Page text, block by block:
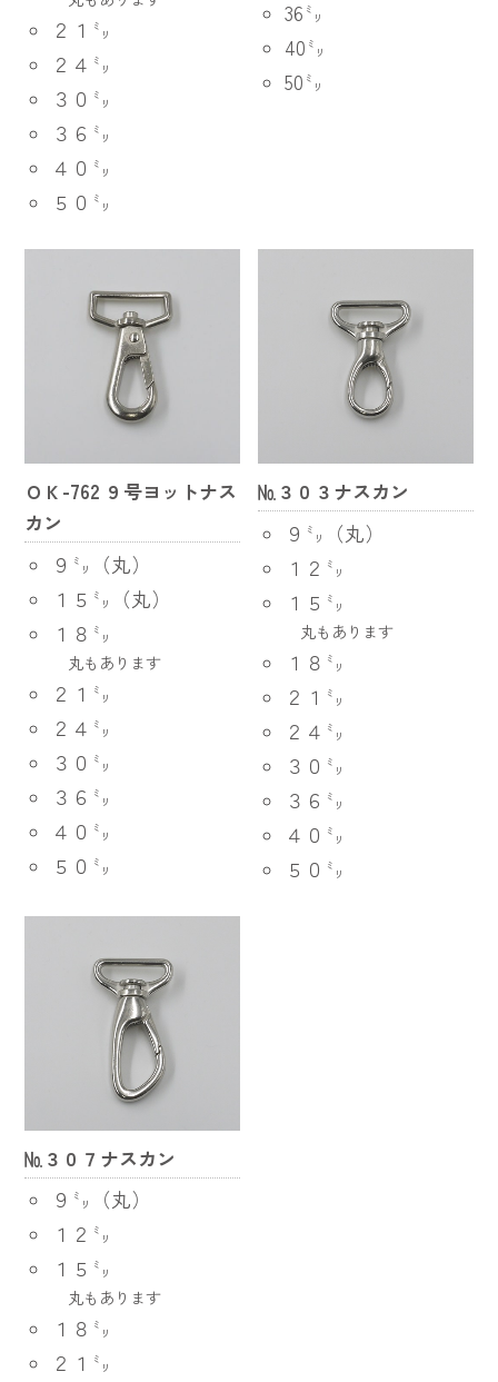
２１㍉
２４㍉
３０㍉
３６㍉
４０㍉
５０㍉
36㍉
40㍉
50㍉
ＯＫ-762 ９号ヨットナス
カン
９㍉（丸）
１５㍉（丸）
１８㍉
丸もあります
２１㍉
２４㍉
３０㍉
３６㍉
４０㍉
５０㍉
№３０３ナスカン
９㍉（丸）
１２㍉
１５㍉
丸もあります
１８㍉
２１㍉
２４㍉
３０㍉
３６㍉
４０㍉
５０㍉
№３０７ナスカン
９㍉（丸）
１２㍉
１５㍉
丸もあります
１８㍉
２１㍉